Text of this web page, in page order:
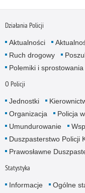
Działania Policji
Aktualności
Ruch drogowy
Polemiki i sprostowania
O Policji
Jednostki
Organizacja
Policja
Umundurowanie
Duszpasterstwo Policji
Prawosławne
Statystyka
Informacje Ogólne